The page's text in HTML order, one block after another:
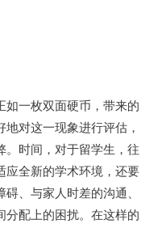
如一枚双面硬币，带来的
对这一现象进行评估，
。时间，对于留学生，往
应全新的学术环境，还要
、与家人时差的沟通、
分配上的困扰。在这样的